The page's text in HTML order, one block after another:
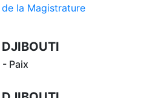
la Magistrature
DJIBOUTI
Paix